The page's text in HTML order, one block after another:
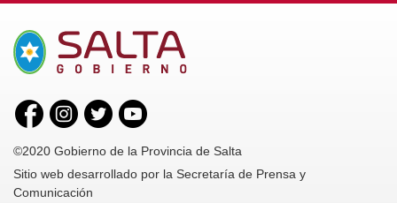
©2020 Gobierno de la Provincia de Salta
Sitio web desarrollado por la Secretaría de Prensa y
Comunicación